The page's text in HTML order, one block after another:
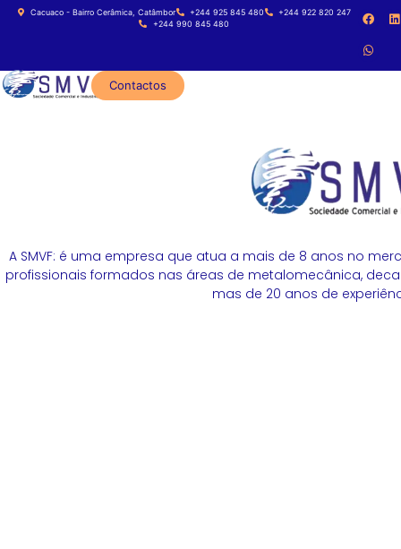
Cacuaco - Bairro Cerâmica, Catâmbor +244 925 845 480
+244 922 820 247
+244 990 845 480
Contactos
A SMVF: é uma empresa que atua a mais de 8 anos no
profissionais formados nas áreas de metalomecânica,
mas de 20 anos de